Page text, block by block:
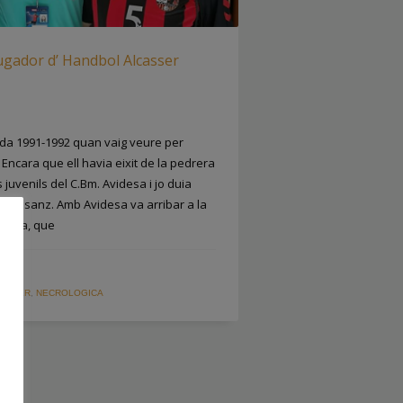
d’ Handbol Alcasser
1991-1992 quan vaig veure per
que ell havia eixit de la pedrera
del C.Bm. Avidesa i jo duia
Calasanz. Amb Avidesa va arribar a la
que
, NECROLOGICA